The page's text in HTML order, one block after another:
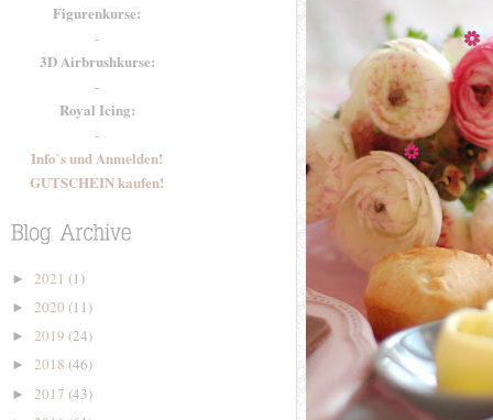
Figurenkurse:
-
3D Airbrushkurse:
-
Royal Icing:
-
Info`s und Anmelden!
GUTSCHEIN kaufen!
► 2021 (1)
► 2020 (11)
► 2019 (24)
► 2018 (46)
► 2017 (43)